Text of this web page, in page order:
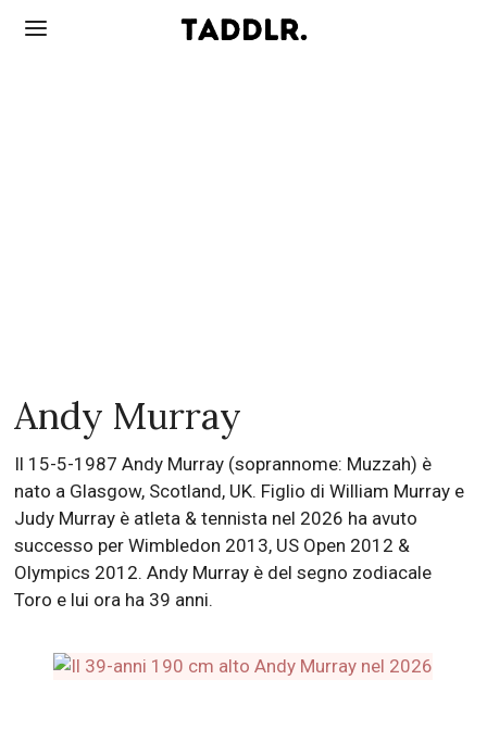
Andy Murray
Il 15-5-1987 Andy Murray (soprannome: Muzzah) è
nato a Glasgow, Scotland, UK. Figlio di William Murray e
Judy Murray è atleta & tennista nel 2026 ha avuto
successo per Wimbledon 2013, US Open 2012 &
Olympics 2012. Andy Murray è del segno zodiacale
Toro e lui ora ha 39 anni.